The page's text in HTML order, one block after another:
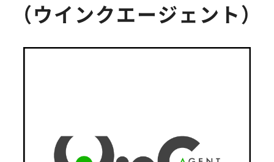
（ウインクエージェント）